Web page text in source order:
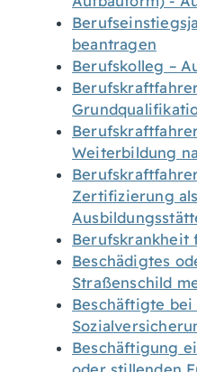
beantragen
Berufskolleg –
Weiterbildung
Zertifizierung
Berufskrankheit
Beschädigtes
Straßenschild
Beschäftigte bei
Beschäftigung